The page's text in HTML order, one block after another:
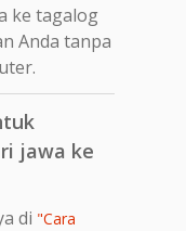
ke tagalog
Anda tanpa
jawa ke
di "Cara